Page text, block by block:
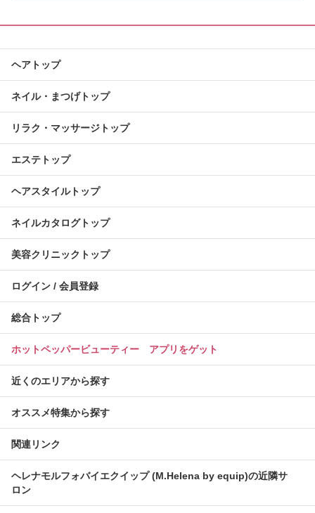
ヘアトップ
ネイル・まつげトップ
リラク・マッサージトップ
エステトップ
ヘアスタイルトップ
ネイルカタログトップ
美容クリニックトップ
ログイン / 会員登録
総合トップ
ホットペッパービューティー アプリをゲット
近くのエリアから探す
オススメ特集から探す
関連リンク
ヘレナモルフォバイエクイップ (M.Helena by equip)の近隣サ
ロン